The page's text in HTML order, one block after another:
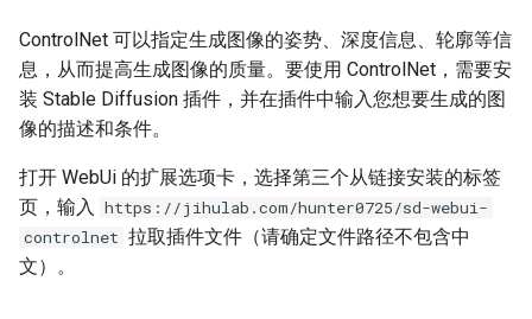
化
搜
引
擎
术语
声明
错误处理
关于控制图的注解
openpose keypoints
使用 ControlNet 操作线稿
上色任务
评估
Textual 训练
Hypernetwork 训练
AestheticGradients 训练
ControlNet 可以指定生成图像的姿势、深度信息、轮廓等信
息，从而提高生成图像的质量。要使用 ControlNet，需要安
装 Stable Diffusion 插件，并在插件中输入您想要生成的图
像的描述和条件。
打开 WebUi 的扩展选项卡，选择第三个从链接安装的标签
页，输入 https://jihulab.com/hunter0725/sd-webui-
controlnet 拉取插件文件（请确定文件路径不包含中
文）。